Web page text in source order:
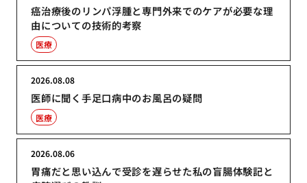
癌治療後のリンパ浮腫と専門外来でのケアが必要な理
由についての技術的考察
医療
医師に聞く手足口病中のお風呂の疑問
2026.08.08
医療
胃痛だと思い込んで受診を遅らせた私の盲腸体験記と
2026.08.06